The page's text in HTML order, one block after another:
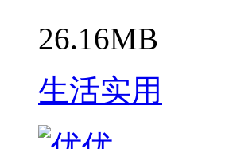
26.16MB
生活实用